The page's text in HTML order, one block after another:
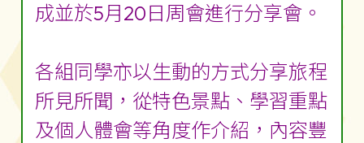
成並於5月20日周會進行分享會。
各組同學亦以生動的方式分享旅程
所見所聞，從特色景點、學習重點
及個人體會等角度作介紹，內容豐